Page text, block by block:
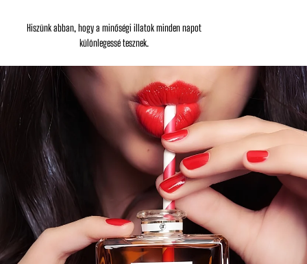
Hiszünk abban, hogy a minőségi illatok minden napot
különlegessé tesznek.